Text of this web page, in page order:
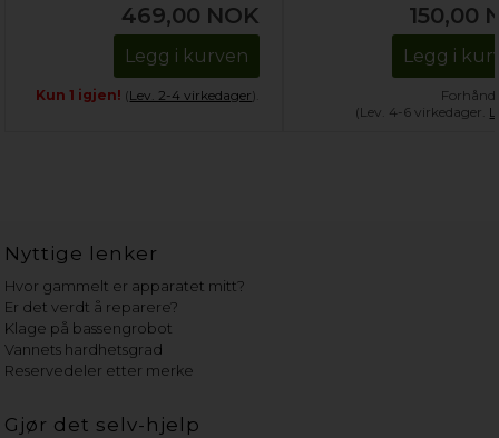
469,00 NOK
Legg i kurven
Kun 1 igjen! (Lev. 2-4 virkedager).
150,00
Legg i
(Lev. 4-6 virkedager.
Nyttige lenker
Hvor gammelt er apparatet mitt?
Er det verdt å reparere?
Klage på bassengrobot
Vannets hardhetsgrad
Reservedeler etter merke
Gjør det selv-hjelp